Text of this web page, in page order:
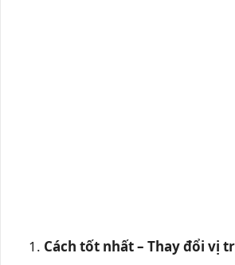
Cách tốt nhất – Thay đổi vị